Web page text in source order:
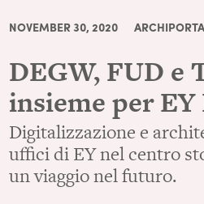
NOVEMBER 30, 2020
DEGW, FUD e
insieme per EY
Digitalizzazione e
uffici di EY nel centro
un viaggio nel futuro.